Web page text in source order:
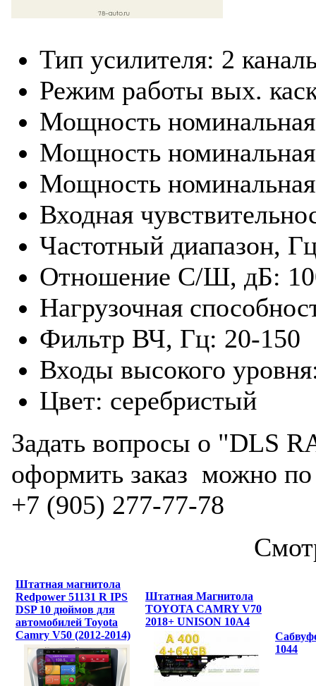
Тип усилителя: 2
Режим работы вых.
Мощность
Мощность
Мощность
Входная
Частотный диапазон,
Отношение С/Ш, дБ:
Нагрузочная
Фильтр ВЧ, Гц: 20-150
Входы высокого
Цвет: серебристый
Задать вопросы о "DLS
оформить заказ можно
+7 (905) 277-77-78
Штатная магнитола
Redpower 51131 R IPS
DSP 10 дюймов для
автомобилей Toyota
Camry V50 (2012-2014)
Штатная Магнитола
TOYOTA CAMRY V70
2018+ UNISON 10A4
1044